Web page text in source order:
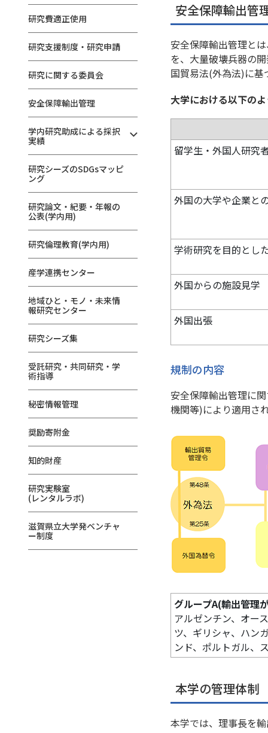
研究費適正使用
研究支援制度・研究申請
研究に関する委員会
安全保障輸出管理
学内研究助成による採択
実績
研究シーズのSDGsマッピ
ング
研究論文・紀要・年報の
公表(学内用)
研究倫理教育(学内用)
産学連携センター
地域ひと・モノ・未来情
報研究センター
研究シーズ集
受託研究・共同研究・学
術指導
秘密情報管理
奨励寄附金
知的財産
研究実験室
(レンタルラボ)
滋賀県立大学発ベンチャ
ー制度
安全保障輸出管
安全保障輸出管理と
を、大量破壊兵器の
国貿易法(外為法)に基
大学における以下の
留学生・外国人研究
外国の大学や企業と
学術研究を目的とし
外国からの施設見学
外国出張
規制の内容
安全保障輸出管理に
機関等)により適用さ
グループA(輸出管理
アルゼンチン、オー
ツ、ギリシャ、ハン
ンド、ポルトガル、
本学の管理体制
本学では、理事長を